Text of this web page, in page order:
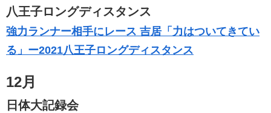
八王子ロングディスタンス
強力ランナー相手にレース 吉居「力はついてきてい
る」ー2021八王子ロングディスタンス
12月
日体大記録会